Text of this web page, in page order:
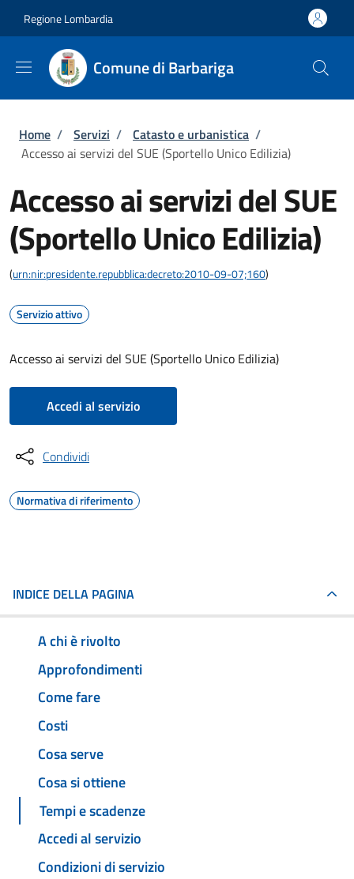
Regione Lombardia
Comune di Barbariga
Briciole di pane
Home / Servizi / Catasto e urbanistica /
Accesso ai servizi del SUE (Sportello Unico Edilizia)
Accesso ai servizi del SUE
(Sportello Unico Edilizia)
(urn:nir:presidente.repubblica:decreto:2010-09-07;160)
Servizio attivo
Accesso ai servizi del SUE (Sportello Unico Edilizia)
Accedi al servizio
Condividi
Normativa di riferimento
INDICE DELLA PAGINA
A chi è rivolto
Approfondimenti
Come fare
Costi
Cosa serve
Cosa si ottiene
Tempi e scadenze
Accedi al servizio
Condizioni di servizio